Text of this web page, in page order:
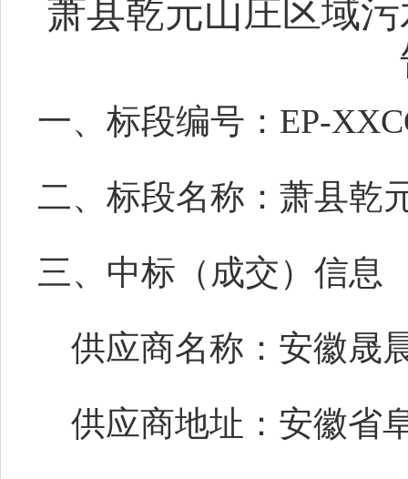
萧县乾元山庄区域
一、 标段编号 ：EP-
二、 标段名称：萧县乾
三、中标（成交）信息
供应商名称：安徽晟
供应商地址：安徽省